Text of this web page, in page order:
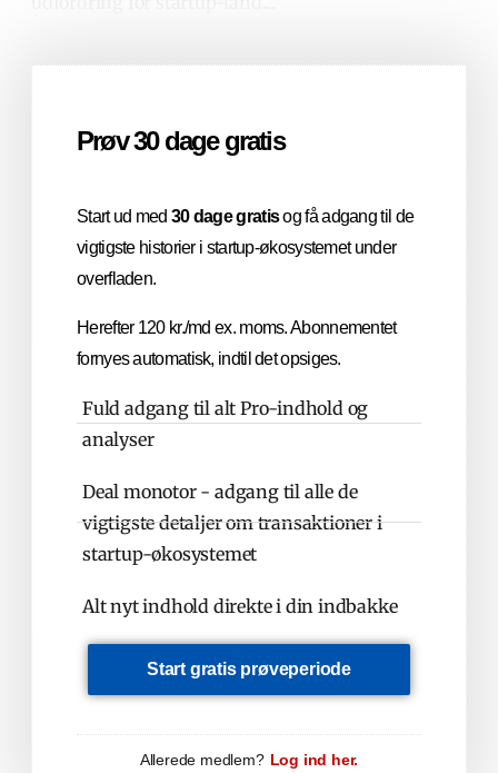
Prøv 30 dage gratis
Start ud med 30 dage gratisog få adgang til de
vigtigste historier i startup-økosystemet under
overfladen.
Herefter 120 kr./md ex. moms. Abonnementet
fornyes automatisk, indtil det opsiges.
Fuld adgang til alt Pro-indhold og
analyser
Deal monotor - adgang til alle de
vigtigste detaljer om transaktioner i
startup-økosystemet
Alt nyt indhold direkte i din indbakke
Start gratis prøveperiode
Allerede medlem? Log ind her.